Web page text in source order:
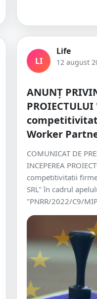
LI
Life
12 august
ANUNȚ
Worker
COMUNICAT DE
INCEPEREA
competitivitatii
SRL" în cadrul
"PNRR/2022/C9/